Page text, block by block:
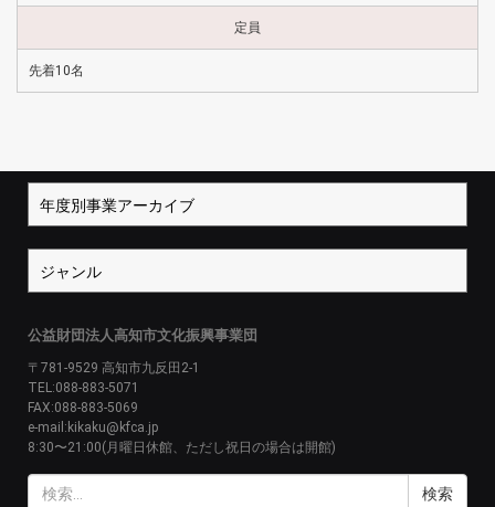
定員
先着10名
公益財団法人高知市文化振興事業団
〒781-9529 高知市九反田2-1
TEL:088-883-5071
FAX:088-883-5069
e-mail:kikaku@kfca.jp
8:30〜21:00(月曜日休館、ただし祝日の場合は開館)
索: